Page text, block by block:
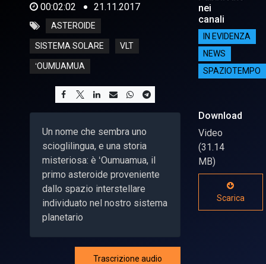
00:02:02 21.11.2017
ASTEROIDE
SISTEMA SOLARE VLT
ʻOUMUAMUA
Un nome che sembra uno
scioglilingua, e una storia
misteriosa: è ʻOumuamua, il
primo asteroide proveniente
dallo spazio interstellare
individuato nel nostro sistema
planetario
Trascrizione audio
nei
canali
IN EVIDENZA
NEWS
SPAZIOTEMPO
Download
Video
(31.14
MB)
Scarica